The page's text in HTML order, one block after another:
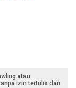
atau
izin tertulis dari